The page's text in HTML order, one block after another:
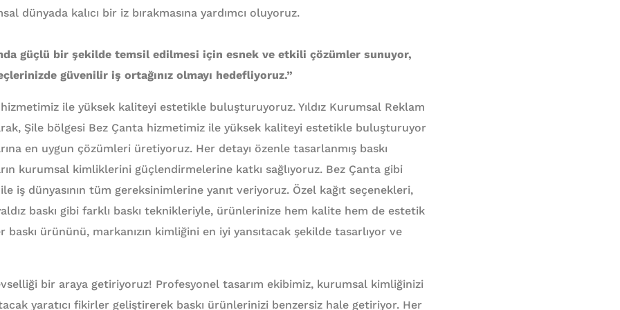
dünyada kalıcı bir iz bırakmasına yardımcı oluyoruz.
güçlü bir şekilde temsil edilmesi için esnek ve etkili çözümler sunuyor,
güvenilir iş ortağınız olmayı hedefliyoruz.”
ile yüksek kaliteyi estetikle buluşturuyoruz. Yıldız Kurumsal Reklam
Şile bölgesi Bez Çanta hizmetimiz ile yüksek kaliteyi estetikle buluşturuyor
en uygun çözümleri üretiyoruz. Her detayı özenle tasarlanmış baskı
kurumsal kimliklerini güçlendirmelerine katkı sağlıyoruz. Bez Çanta gibi
iş dünyasının tüm gereksinimlerine yanıt veriyoruz. Özel kağıt seçenekleri,
baskı gibi farklı baskı teknikleriyle, ürünlerinize hem kalite hem de estetik
baskı ürününü, markanızın kimliğini en iyi yansıtacak şekilde tasarlıyor ve
bir araya getiriyoruz! Profesyonel tasarım ekibimiz, kurumsal kimliğinizi
yaratıcı fikirler geliştirerek baskı ürünlerinizi benzersiz hale getiriyor. Her